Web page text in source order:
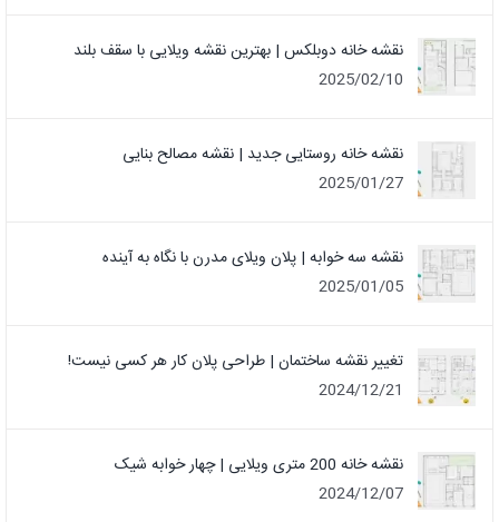
نقشه خانه دوبلکس | بهترین نقشه ویلایی با سقف بلند
2025/02/10
نقشه خانه روستایی جدید | نقشه مصالح بنایی
2025/01/27
نقشه سه خوابه | پلان ویلای مدرن با نگاه به آینده
2025/01/05
تغییر نقشه ساختمان | طراحی پلان کار هر کسی نیست!
2024/12/21
نقشه خانه 200 متری ویلایی | چهار خوابه شیک
2024/12/07